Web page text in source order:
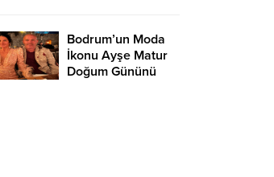
Bodrum’un Moda
İkonu Ayşe Matur
Doğum Gününü